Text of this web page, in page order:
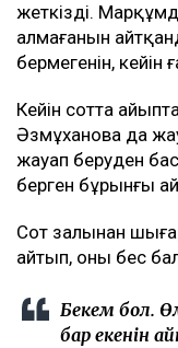
жеткізді.
алмағанын
бермегенін, кейін
Кейін сотта
Әзмұханова да
жауап беруден
берген бұрынғы
Сот залынан
айтып, оның бес
Бекем бол.
бар екенін